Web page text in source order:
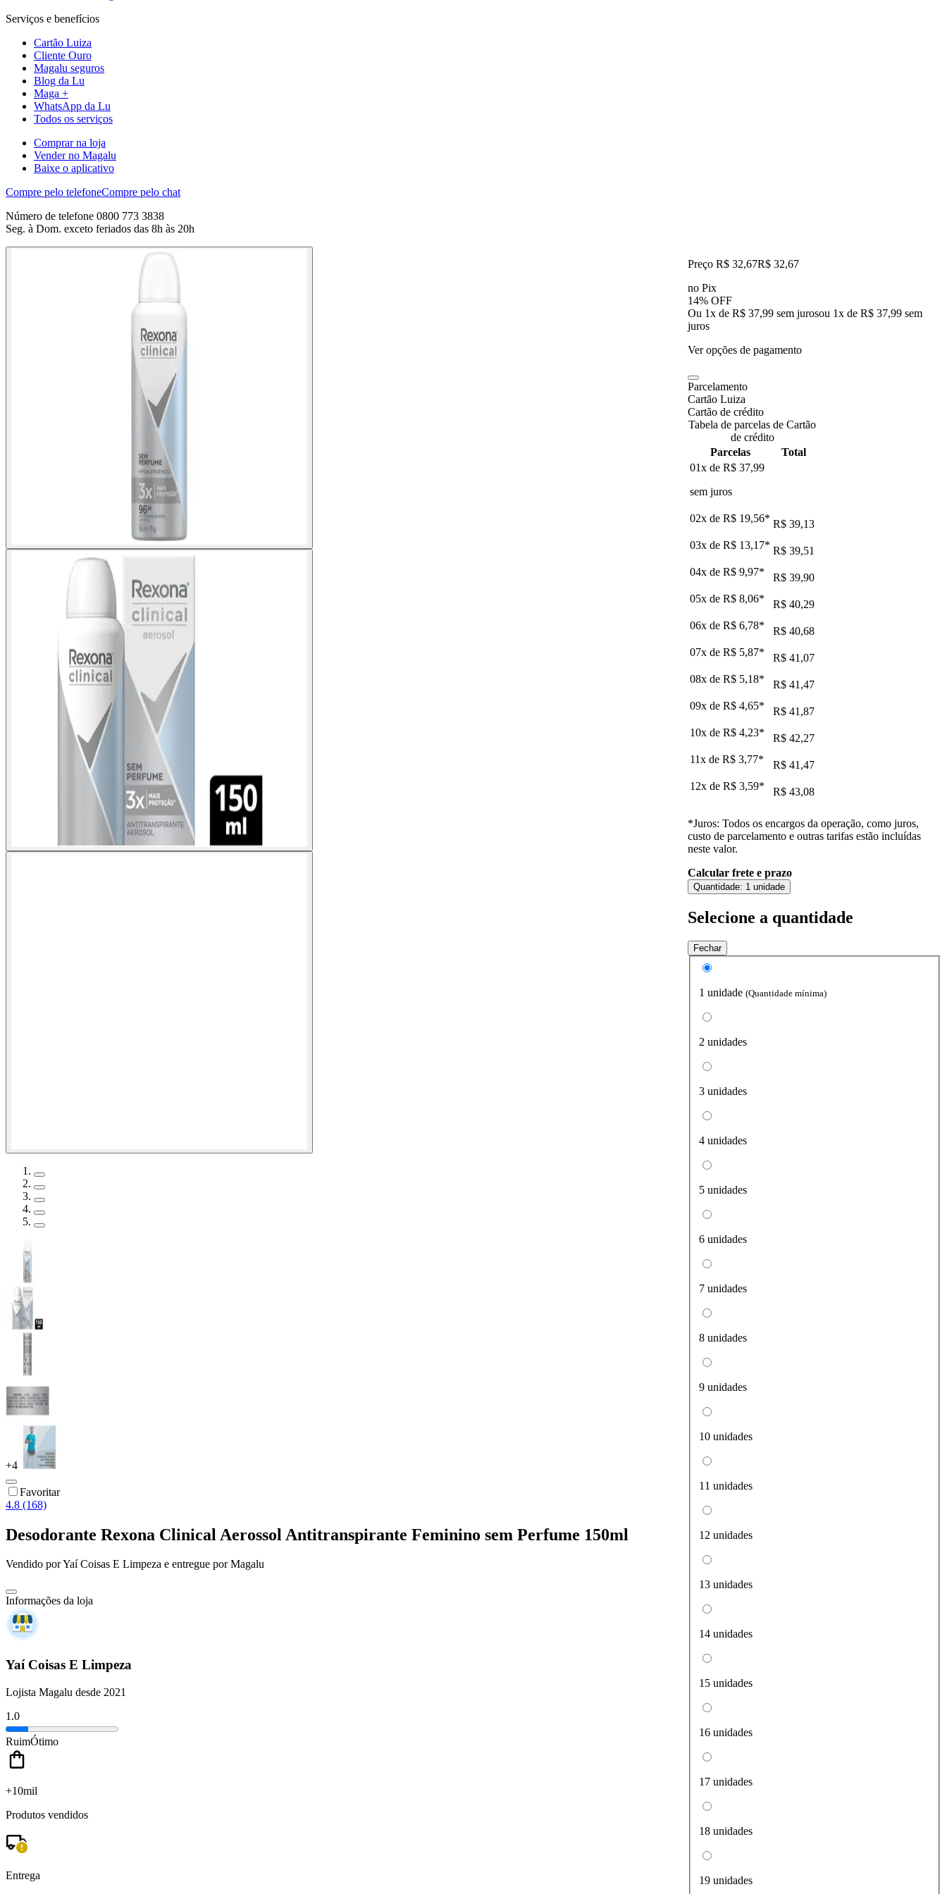
Serviços e benefícios
Cartão Luiza
Cliente Ouro
Magalu seguros
Blog da Lu
Maga +
WhatsApp da Lu
Todos os serviços
Comprar na loja
Vender no Magalu
Baixe o aplicativo
Compre pelo telefoneCompre pelo chat
Número de telefone 0800 773 3838
Seg. à Dom. exceto feriados das 8h às 20h
+4
Favoritar
4.8 (168)
Desodorante Rexona Clinical Aerossol Antitranspirante Feminino sem Perfume 150ml
Vendido porYaí Coisas E Limpeza e entregue por Magalu
Informações da loja
Yaí Coisas E Limpeza
Lojista Magalu desde 2021
1.0
RuimÓtimo
+10mil
Produtos vendidos
Entrega
Preço R$ 32,67R$ 32,67
no Pix
14% OFF
Ou 1x de R$ 37,99 sem jurosou 1x de R$ 37,99 sem
juros
Ver opções de pagamento
Parcelamento
Cartão Luiza
Cartão de crédito
Tabela de parcelas de Cartão
de crédito
Parcelas
Total
01x de R$ 37,99
sem juros
02x de R$ 19,56* R$ 39,13
03x de R$ 13,17* R$ 39,51
04x de R$ 9,97*
R$ 39,90
05x de R$ 8,06*
R$ 40,29
06x de R$ 6,78*
R$ 40,68
07x de R$ 5,87*
R$ 41,07
08x de R$ 5,18*
R$ 41,47
09x de R$ 4,65*
R$ 41,87
10x de R$ 4,23*
R$ 42,27
11x de R$ 3,77*
R$ 41,47
12x de R$ 3,59* R$ 43,08
*Juros: Todos os encargos da operação, como juros,
custo de parcelamento e outras tarifas estão incluídas
neste valor.
Calcular frete e prazo
Quantidade: 1 unidade
Selecione a quantidade
Fechar
1 unidade (Quantidade mínima)
2 unidades
3 unidades
4 unidades
5 unidades
6 unidades
7 unidades
8 unidades
9 unidades
10 unidades
11 unidades
12 unidades
13 unidades
14 unidades
15 unidades
16 unidades
17 unidades
18 unidades
19 unidades